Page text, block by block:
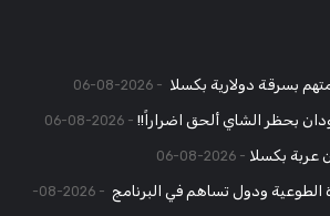
بسرقة دولارية بكسلا 2026-08-06
بحظر الشاي ألحق اضراراً!! 2026-08-06
2026-08-06
الطوعية ودول تساهم في البرنامج
2026-08-